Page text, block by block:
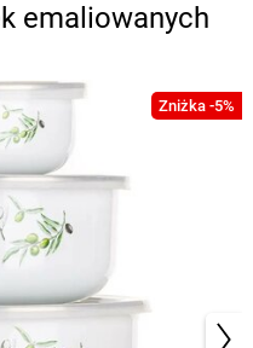
emaliowanych
Zniżka -5%